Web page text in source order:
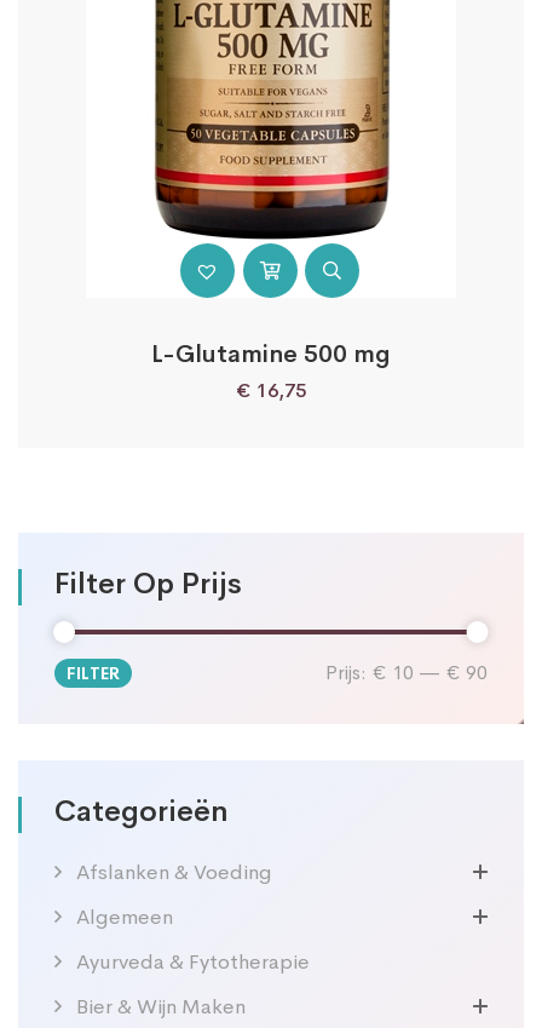
Filter Op Prijs
Min.
Max.
FILTER Prijs: € 10 — € 90
Categorieën
Afslanken & Voeding
Algemeen
Ayurveda & Fytotherapie
Bier & Wijn Maken
L-Glutamine 500 mg
€ 16,75